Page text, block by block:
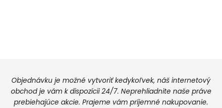
Objednávku je možné vytvoriť kedykoľvek, náš internetový
obchod je vám k dispozícii 24/7. Neprehliadnite naše práve
prebiehajúce akcie. Prajeme vám príjemné nakupovanie.